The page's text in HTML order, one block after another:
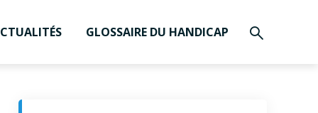
GLOSSAIRE DU HANDICAP